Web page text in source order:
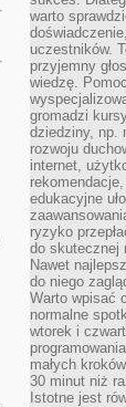
warto
uczestników.
przyjemny
wiedzę.
gromadzi
dziedziny, np.
rozwoju
internet,
edukacyjne
ryzyko
do skutecznej
Nawet
do niego
Warto wpisać
normalne
wtorek i
małych
30 minut niż
Istotne jest